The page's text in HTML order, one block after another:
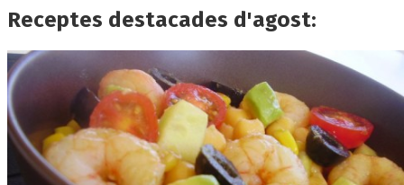
Receptes destacades d'agost: